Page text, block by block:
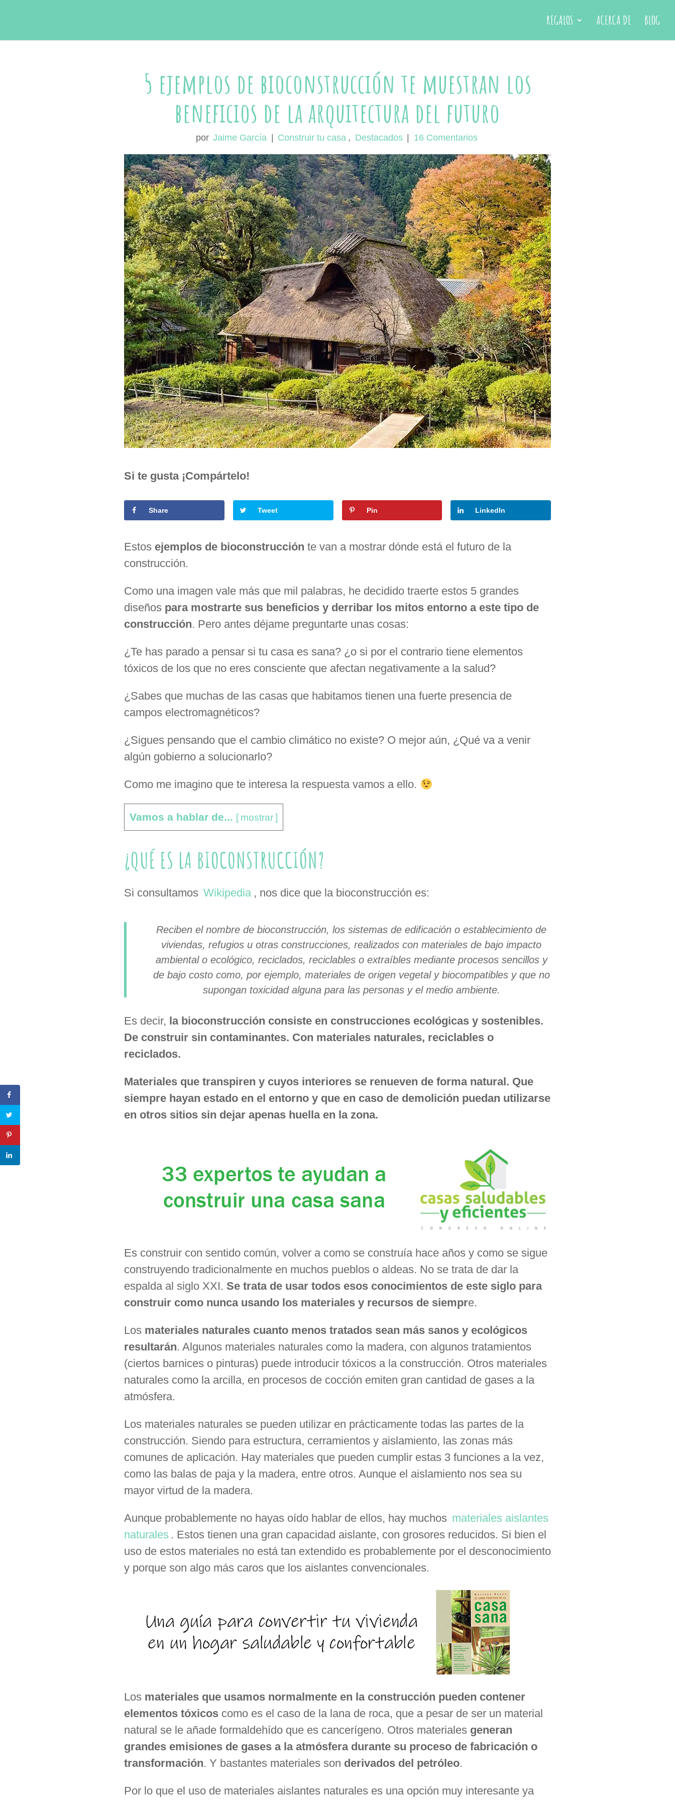
REGALOS ACERCA DE BLOG
5 ejemplos de bioconstrucción te muestran los
beneficios de la arquitectura del futuro
por Jaime García Construir tu casa , Destacados 16 Comentarios
Si te gusta ¡Compártelo!
Share Tweet Pin LinkedIn
Estos ejemplos de bioconstrucción te van a mostrar dónde está el futuro de la
construcción.
Como una imagen vale más que mil palabras, he decidido traerte estos 5 grandes
diseños para mostrarte sus beneficios y derribar los mitos entorno a este tipo de
construcción. Pero antes déjame preguntarte unas cosas:
¿Te has parado a pensar si tu casa es sana? ¿o si por el contrario tiene elementos
tóxicos de los que no eres consciente que afectan negativamente a la salud?
¿Sabes que muchas de las casas que habitamos tienen una fuerte presencia de
campos electromagnéticos?
¿Sigues pensando que el cambio climático no existe? O mejor aún, ¿Qué va a venir
algún gobierno a solucionarlo?
Como me imagino que te interesa la respuesta vamos a ello.
Vamos a hablar de... [ mostrar ]
¿QUÉ ES LA BIOCONSTRUCCIÓN?
Si consultamos Wikipedia , nos dice que la bioconstrucción es:
Reciben el nombre de bioconstrucción, los sistemas de edificación o establecimiento de
viviendas, refugios u otras construcciones, realizados con materiales de bajo impacto
ambiental o ecológico, reciclados, reciclables o extraíbles mediante procesos sencillos y
de bajo costo como, por ejemplo, materiales de origen vegetal y biocompatibles y que no
supongan toxicidad alguna para las personas y el medio ambiente.
Es decir, la bioconstrucción consiste en construcciones ecológicas y sostenibles.
De construir sin contaminantes. Con materiales naturales, reciclables o
reciclados.
Materiales que transpiren y cuyos interiores se renueven de forma natural. Que
siempre hayan estado en el entorno y que en caso de demolición puedan utilizarse
en otros sitios sin dejar apenas huella en la zona.
Es construir con sentido común, volver a como se construía hace años y como se sigue
construyendo tradicionalmente en muchos pueblos o aldeas. No se trata de dar la
espalda al siglo XXI. Se trata de usar todos esos conocimientos de este siglo para
construir como nunca usando los materiales y recursos de siempre.
Los materiales naturales cuanto menos tratados sean más sanos y ecológicos
resultarán. Algunos materiales naturales como la madera, con algunos tratamientos
(ciertos barnices o pinturas) puede introducir tóxicos a la construcción. Otros materiales
naturales como la arcilla, en procesos de cocción emiten gran cantidad de gases a la
atmósfera.
Los materiales naturales se pueden utilizar en prácticamente todas las partes de la
construcción. Siendo para estructura, cerramientos y aislamiento, las zonas más
comunes de aplicación. Hay materiales que pueden cumplir estas 3 funciones a la vez,
como las balas de paja y la madera, entre otros. Aunque el aislamiento nos sea su
mayor virtud de la madera.
Aunque probablemente no hayas oído hablar de ellos, hay muchos materiales aislantes
naturales . Estos tienen una gran capacidad aislante, con grosores reducidos. Si bien el
uso de estos materiales no está tan extendido es probablemente por el desconocimiento
y porque son algo más caros que los aislantes convencionales.
Los materiales que usamos normalmente en la construcción pueden contener
elementos tóxicos como es el caso de la lana de roca, que a pesar de ser un material
natural se le añade formaldehído que es cancerígeno. Otros materiales generan
grandes emisiones de gases a la atmósfera durante su proceso de fabricación o
transformación. Y bastantes materiales son derivados del petróleo.
Por lo que el uso de materiales aislantes naturales es una opción muy interesante ya